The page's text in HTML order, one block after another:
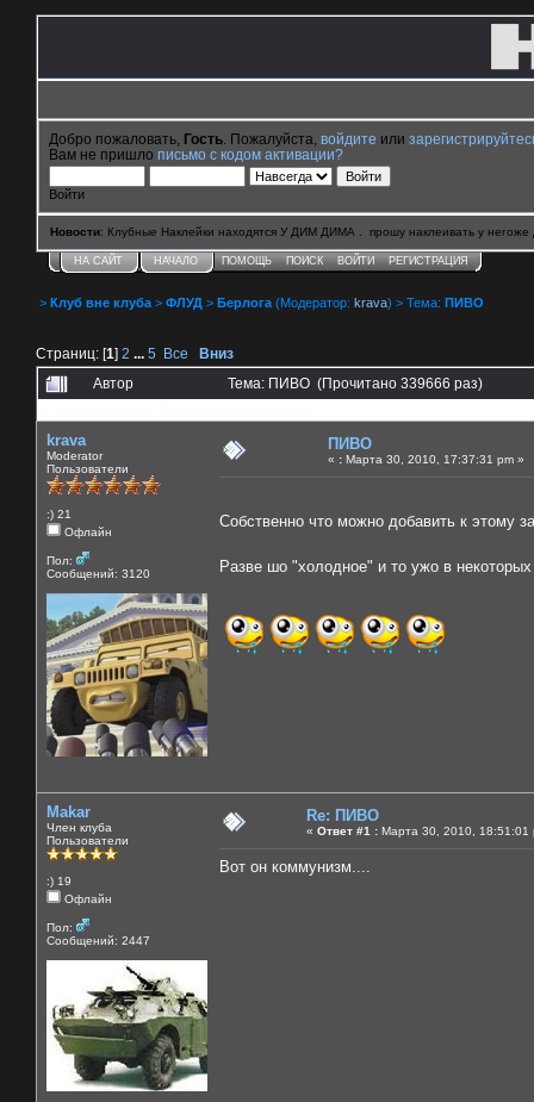
Добро пожаловать, Гость . Пожалуйста, войдите или
Вам не пришло письмо с кодом активации?
Войти
Новости: Клубные Наклейки находятся У ДИМ ДИМА . прошу наклеивать у негоже
НА САЙТ НАЧАЛО ПОМОЩЬ ПОИСК ВОЙТИ РЕГИСТРАЦИЯ
> Клуб вне клуба > ФЛУД > Берлога (Модератор: krava) > Тема: ПИВО
Страниц: [1] 2 ... 5 Все
Вниз
Автор
Тема: ПИВО (Прочитано 339666 раз)
krava
Moderator
Пользователи
:) 21
Офлайн
Пол:
Сообщений: 3120
ПИВО
« : Марта 30, 2010, 17:37:31 pm »
Собственно что можно добавить к этому
Разве шо "холодное" и то ужо в
Makar
Член клуба
Пользователи
:) 19
Офлайн
Пол:
Сообщений: 2447
Re: ПИВО
« Ответ #1 : Марта 30, 2010, 18:51:01
Вот он коммунизм....